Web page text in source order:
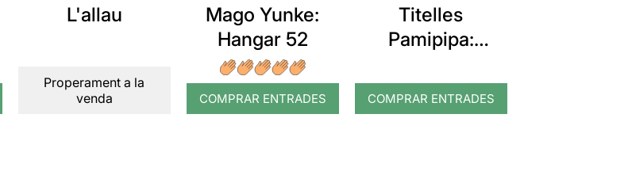
L'allau
Properament a la
venda
Mago Yunke:
Hangar 52
COMPRAR ENTRADES
Titelles
Pamipipa:
COMPRAR ENTRADES